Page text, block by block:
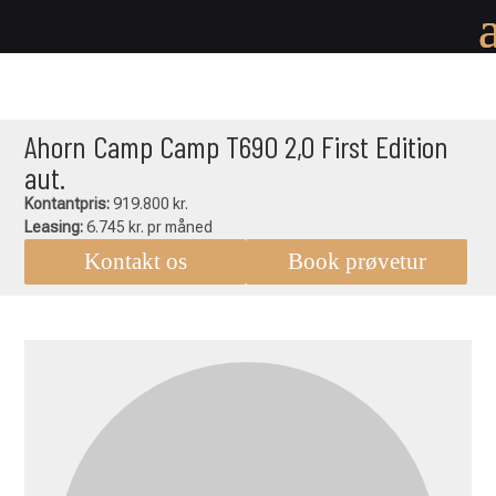
Ahorn Camp Camp T690 2,0 First Edition
aut.
Kontantpris:919.800 kr.
Leasing:6.745 kr. pr måned
Kontakt os Book prøvetur
Camp
Camp
T690